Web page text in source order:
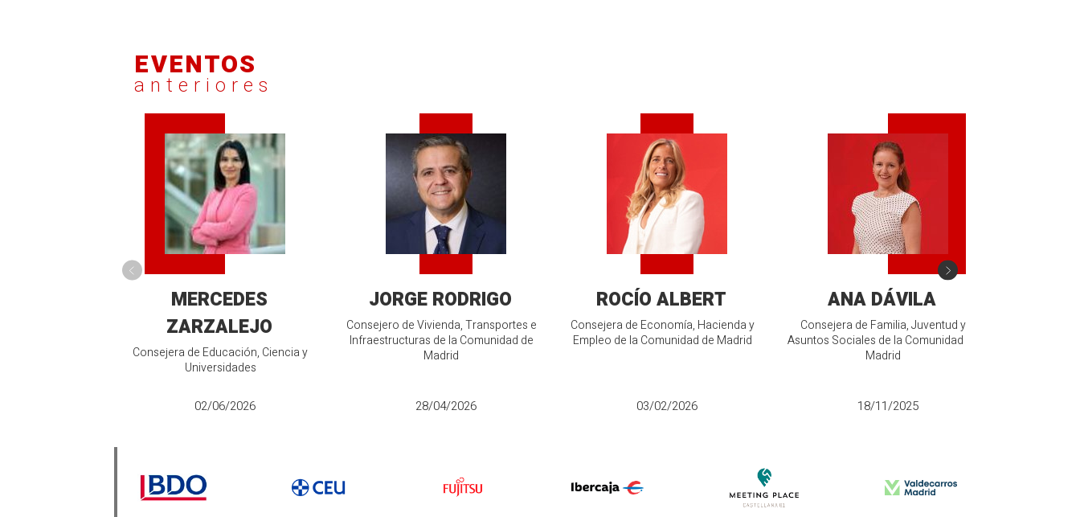
EVENTOS
anteriores
MERCEDES
ZARZALEJO
Consejera de Educación, Ciencia y
Universidades
02/06/2026
JORGE RODRIGO
Consejero de Vivienda, Transportes e
Infraestructuras de la Comunidad de
Madrid
28/04/2026
ROCÍO ALBERT
Consejera de Economía, Hacienda y
Empleo de la Comunidad de Madrid
03/02/2026
ANA DÁVILA
Consejera de Familia, Juventud y
Asuntos Sociales de la Comunidad de
Madrid
18/11/2025